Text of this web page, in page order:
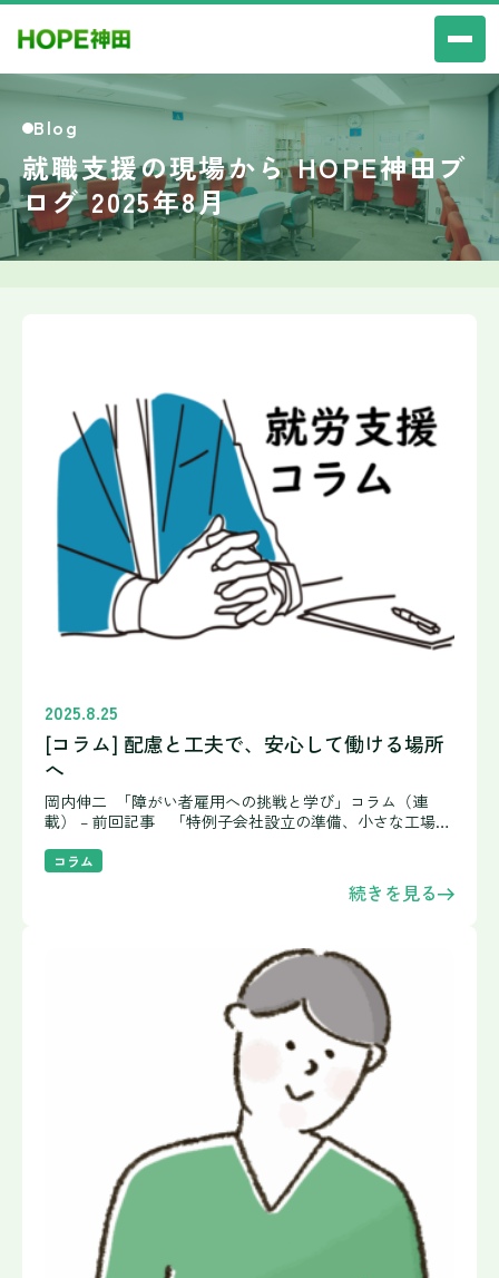
Blog
就職支援の現場から HOPE神田ブ
ログ 2025年8月
2025.8.25
[コラム] 配慮と工夫で、安心して働ける場所
へ
岡内伸二 「障がい者雇用への挑戦と学び」コラム（連
載） – 前回記事 「特例子会社設立の準備、小さな工場か
フの採用活動 まずはハローワークに相談して何度
コラム
続きを見る